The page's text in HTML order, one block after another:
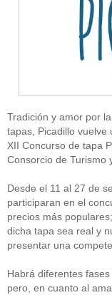
Tradición y amor por
tapas, Picadillo vuelve
XII Concurso de tapa
Consorcio de Turismo
Desde el 11 al 27 de
participaran en el
precios más
dicha tapa sea real y
presentar una
Habrá diferentes
pero, en cuanto al